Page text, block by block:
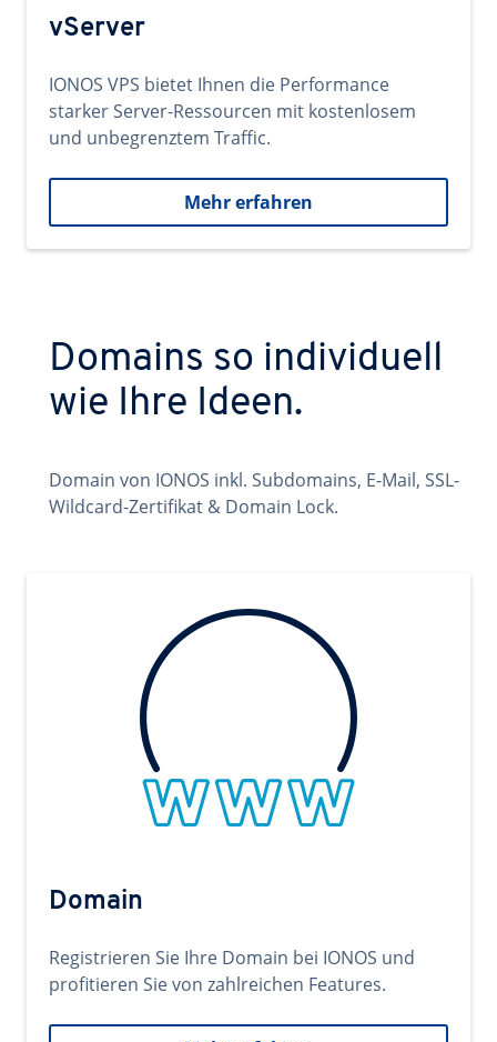
vServer
IONOS VPS bietet Ihnen die Performance
starker Server-Ressourcen mit kostenlosem
und unbegrenztem Traffic.
Mehr erfahren
Domains so individuell
wie Ihre Ideen.
Domain von IONOS inkl. Subdomains, E-Mail, SSL-
Wildcard-Zertifikat & Domain Lock.
Domain
Registrieren Sie Ihre Domain bei IONOS und
profitieren Sie von zahlreichen Features.